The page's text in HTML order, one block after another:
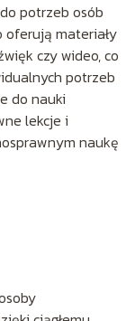
potrzeb osób
oferują materiały
czy wideo, co
potrzeb
do nauki
lekcje i
naukę